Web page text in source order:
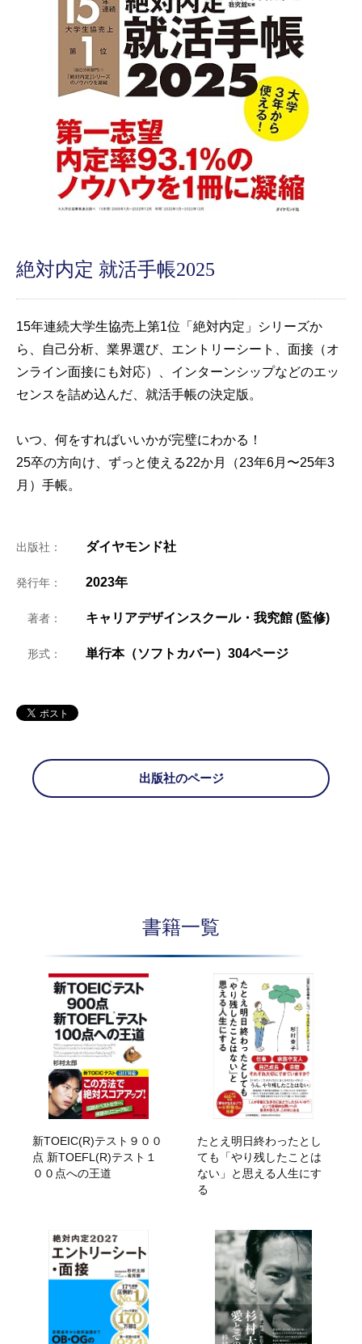
絶対内定 就活手帳2025
15年連続大学生協売上第1位「絶対内定」シリーズか
ら、自己分析、業界選び、エントリーシート、面接（オ
ンライン面接にも対応）、インターンシップなどのエッ
センスを詰め込んだ、就活手帳の決定版。
いつ、何をすればいいかが完璧にわかる！
25卒の方向け、ずっと使える22か月（23年6月〜25年3
月）手帳。
出版社： ダイヤモンド社
発行年： 2023年
著者： キャリアデザインスクール・我究館 (監修)
形式： 単行本（ソフトカバー）304ページ
出版社のページ
書籍一覧
新TOEIC(R)テスト９００
点 新TOEFL(R)テスト１
００点への王道
たとえ明日終わったとし
ても「やり残したことは
ない」と思える人生にす
る